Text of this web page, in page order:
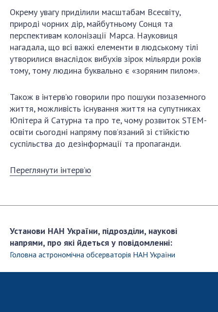
Конкурси наукових досліджень НАН України
Відкрита наука в НАН України
Підготовка наукових кадрів
Робота з молоддю
МІЖНАРОДНЕ СПІВРОБІТНИЦТВО
Членство в міжнародних організаціях
Міжнародні угоди
Міжнародні програми та конкурси
ДОКУМЕНТИ
Бланки документів
НОВИНИ
ЗАСІДАННЯ ПРЕЗИДІЇ НАН УКРАЇНИ
Окрему увагу приділили масштабам Всесвіту,
природі чорних дір, майбутньому Сонця та
перспективам колонізації Марса. Науковиця
нагадала, що всі важкі елементи в людському тілі
утворилися внаслідок вибухів зірок мільярди років
тому, тому людина буквально є «зоряним пилом».
Також в інтерв’ю говорили про пошуки позаземного
життя, можливість існування життя на супутниках
Юпітера й Сатурна та про те, чому розвиток STEM-
освіти сьогодні напряму пов’язаний зі стійкістю
суспільства до дезінформації та пропаганди.
Переглянути інтерв’ю
Установи НАН України, підрозділи, наукові
напрями, про які йдеться у повідомленні:
Головна астрономiчна обсерваторiя НАН України